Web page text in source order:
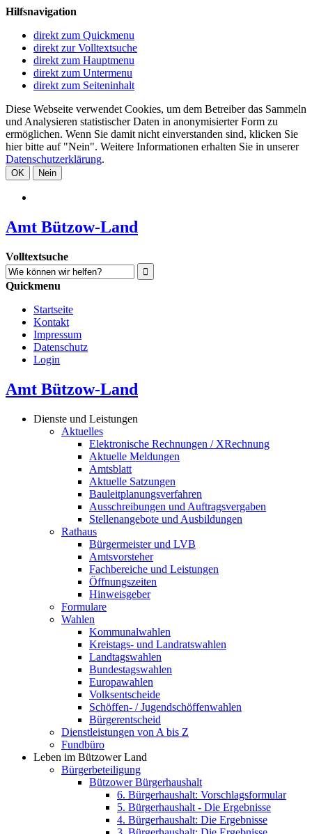
Hilfsnavigation
direkt zum Quickmenu
direkt zur Volltextsuche
direkt zum Hauptmenu
direkt zum Untermenu
direkt zum Seiteninhalt
Diese Webseite verwendet Cookies, um dem Betreiber das Sammeln
und Analysieren statistischer Daten in anonymisierter Form zu
ermöglichen. Wenn Sie damit nicht einverstanden sind, klicken Sie
hier bitte auf "Nein". Weitere Informationen erhalten Sie in unserer
Datenschutzerklärung.
OK Nein
Amt Bützow-Land
Volltextsuche
Quickmenu
Startseite
Kontakt
Impressum
Datenschutz
Login
Amt Bützow-Land
Dienste und Leistungen
Aktuelles
Elektronische Rechnungen / XRechnung
Aktuelle Meldungen
Amtsblatt
Aktuelle Satzungen
Bauleitplanungsverfahren
Ausschreibungen und Auftragsvergaben
Stellenangebote und Ausbildungen
Rathaus
Bürgermeister und LVB
Amtsvorsteher
Fachbereiche und Leistungen
Öffnungszeiten
Hinweisgeber
Formulare
Wahlen
Kommunalwahlen
Kreistags- und Landratswahlen
Landtagswahlen
Bundestagswahlen
Europawahlen
Volksentscheide
Schöffen- / Jugendschöffenwahlen
Bürgerentscheid
Dienstleistungen von A bis Z
Fundbüro
Leben im Bützower Land
Bürgerbeteiligung
Bützower Bürgerhaushalt
6. Bürgerhaushalt: Vorschlagsformular
5. Bürgerhaushalt - Die Ergebnisse
4. Bürgerhaushalt: Die Ergebnisse